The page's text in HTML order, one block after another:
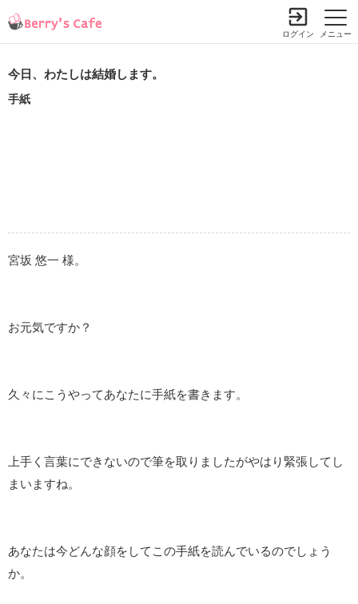
メニュー
ログイン
今日、わたしは結婚します。
手紙
宮坂 悠一 様。
お元気ですか？
久々にこうやってあなたに手紙を書きます。
上手く言葉にできないので筆を取りましたがやはり緊張してし
まいますね。
あなたは今どんな顔をしてこの手紙を読んでいるのでしょう
か。